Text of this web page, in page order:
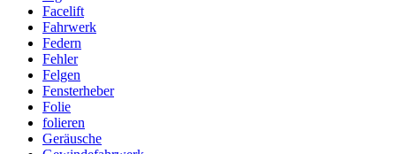
Facelift
Fahrwerk
Federn
Fehler
Felgen
Fensterheber
Folie
folieren
Geräusche